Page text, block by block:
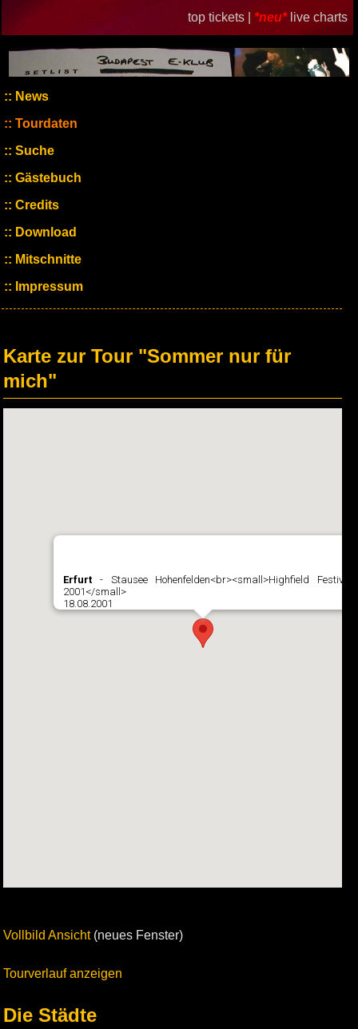
top tickets | *neu* live charts
News
Tourdaten
Suche
Gästebuch
Credits
Download
Mitschnitte
Impressum
Karte zur Tour "Sommer nur für
mich"
Erfurt - Stausee Hohenfelden<br><small>Highfield Festival
2001</small>
18.08.2001
Vollbild Ansicht(neues Fenster)
Tourverlauf anzeigen
Die Städte